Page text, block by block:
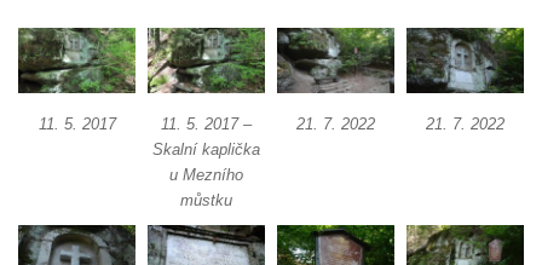
Kostel svatého Václava ve Velešíně
Poutní areál Římov
Římov
Křížová cesta Římov – XXV. kaple – Boží
Křížová cesta Římov – XXIV. kaple – Pieta
11. 5. 2017
11. 5. 2017 –
Skalní kaplička
u Mezního
můstku
21. 7. 2022 21. 7. 2022